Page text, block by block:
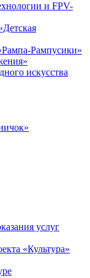
и FPV-
Рампусики»
искусства
услуг
«Культура»